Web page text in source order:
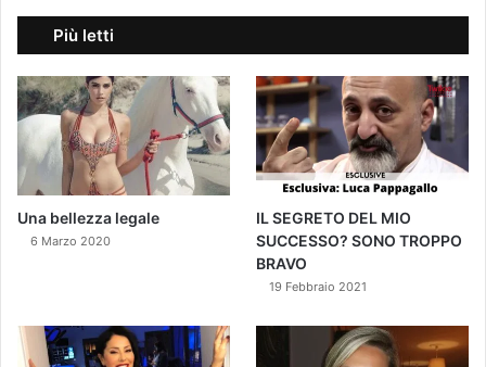
Più letti
Una bellezza legale
6 Marzo 2020
IL SEGRETO DEL MIO
SUCCESSO? SONO TROPPO
BRAVO
19 Febbraio 2021